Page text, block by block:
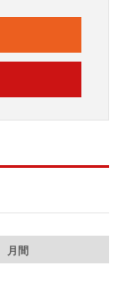
月間